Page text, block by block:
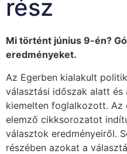
rész
Mi történt június 9-én?
eredményeket.
Az Egerben kialakult
választási időszak alatt és
kiemelten foglalkozott.
elemző cikksorozatot
választok eredményeiről.
részében azokat a